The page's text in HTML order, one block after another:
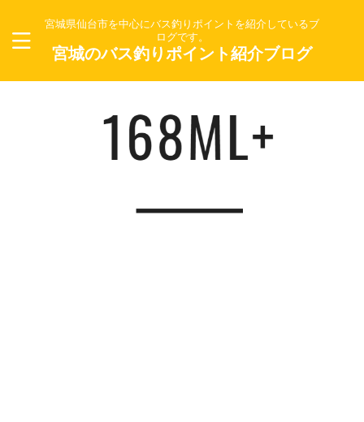
宮城県仙台市を中心にバス釣りポイントを紹介しているブ
ログです。
宮城のバス釣りポイント紹介ブログ